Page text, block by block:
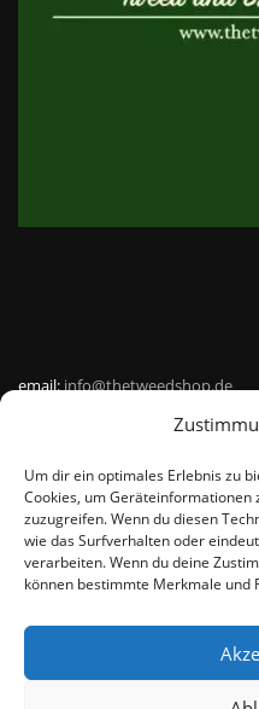
Um dir ein optimales Erlebnis zu
Cookies, um
zuzugreifen. Wenn du diesen
wie das Surfverhalten oder
verarbeiten. Wenn du deine
können bestimmte Merkmale und
email:info@thetweedshop.de
Kvk Nummer: 88959732
MWSnr: NL864836247B01
© THEMEISLE,